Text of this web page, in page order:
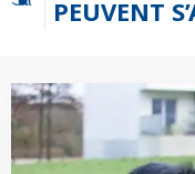
PEUVENT